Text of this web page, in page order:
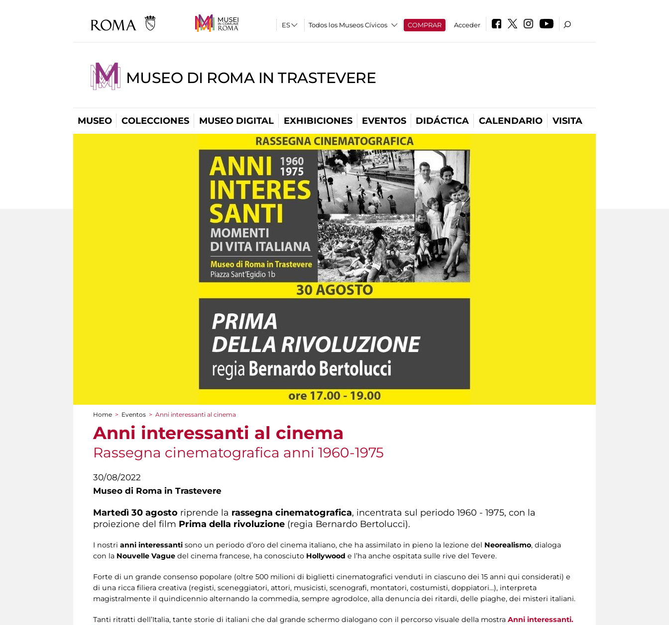
Todos los Museos Cívicos COMPRAR Acceder
MUSEO DI ROMA IN TRASTEVERE
MUSEO COLECCIONES MUSEO DIGITAL EXHIBICIONES EVENTOS DIDÁCTICA CALENDARIO VISITA
You are here
Home > Eventos > Anni interessanti al cinema
Anni interessanti al cinema
Rassegna cinematografica anni 1960-1975
30/08/2022
Museo di Roma in Trastevere
Martedì 30 agosto riprende la rassegna cinematografica, incentrata sul periodo 1960 - 1975, con la
proiezione del film Prima della rivoluzione (regia Bernardo Bertolucci).
I nostri anni interessanti sono un periodo d’oro del cinema italiano, che ha assimilato in pieno la lezione del Neorealismo, dialoga
con la Nouvelle Vague del cinema francese, ha conosciuto Hollywood e l’ha anche ospitata sulle rive del Tevere.
Forte di un grande consenso popolare (oltre 500 milioni di biglietti cinematografici venduti in ciascuno dei 15 anni qui considerati) e
di una ricca filiera creativa (registi, sceneggiatori, attori, musicisti, scenografi, montatori, costumisti, doppiatori…), interpreta
magistralmente il quindicennio alternando la commedia, sempre agrodolce, alla denuncia dei ritardi, delle piaghe, dei misteri italiani.
Tanti ritratti dell’Italia, tante storie di italiani che dal grande schermo dialogano con il percorso visuale della mostra Anni interessanti.